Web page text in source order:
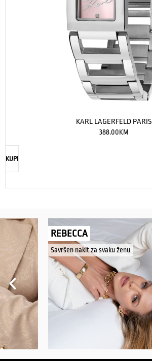
KARL LAGERFELD PARIS
388.00KM
KUPI
REBECCA
Savršen nakit za svaku ženu